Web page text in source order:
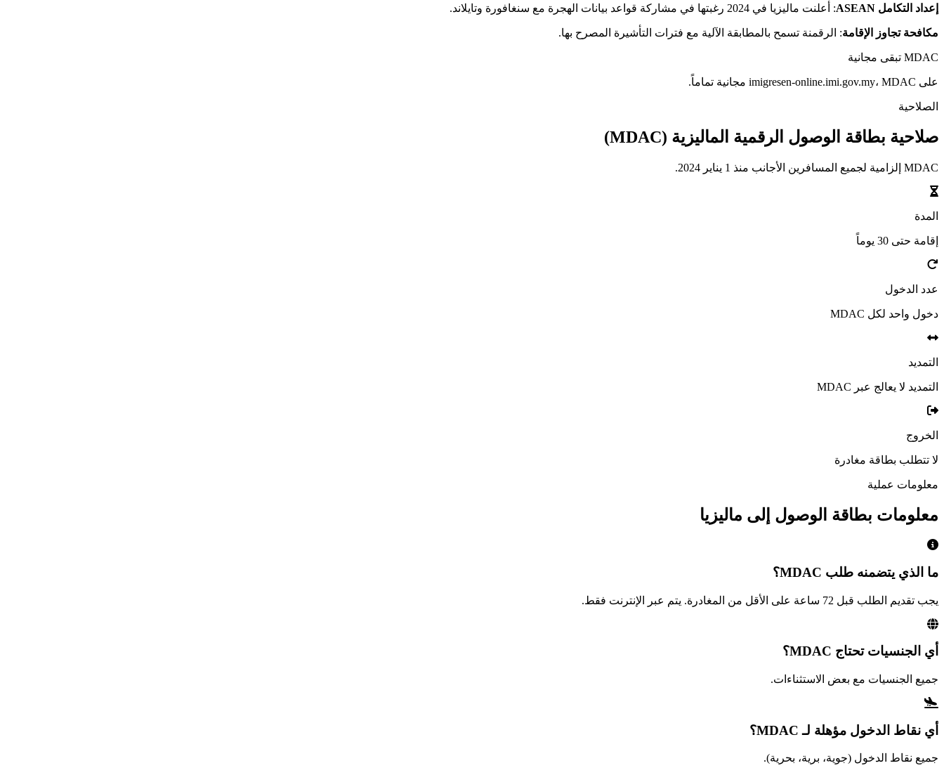
إعداد التكامل ASEAN : أعلنت ماليزيا في 2024 رغبتها في مشاركة قواعد بيانات الهجرة مع سنغافورة وتايلاند.
مكافحة تجاوز الإقامة: الرقمنة تسمح بالمطابقة الآلية مع فترات التأشيرة المصرح بها.
MDAC تبقى مجانية
على imigresen-online.imi.gov.my، MDAC مجانية تماماً.
الصلاحية
صلاحية بطاقة الوصول الرقمية الماليزية (MDAC)
MDAC إلزامية لجميع المسافرين الأجانب منذ 1 يناير 2024.
المدة
إقامة حتى 30 يوماً
عدد الدخول
دخول واحد لكل MDAC
التمديد
التمديد لا يعالج عبر MDAC
الخروج
لا تتطلب بطاقة مغادرة
معلومات عملية
معلومات بطاقة الوصول إلى ماليزيا
ما الذي يتضمنه طلب MDAC؟
يجب تقديم الطلب قبل 72 ساعة على الأقل من المغادرة. يتم عبر الإنترنت فقط.
أي الجنسيات تحتاج MDAC؟
جميع الجنسيات مع بعض الاستثناءات.
أي نقاط الدخول مؤهلة لـ MDAC؟
جميع نقاط الدخول (جوية، برية، بحرية).